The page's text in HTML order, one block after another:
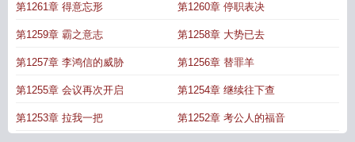
第1261章 得意忘形 第1260章 停职表决
第1259章 霸之意志 第1258章 大势已去
第1257章 李鸿信的威胁 第1256章 替罪羊
第1255章 会议再次开启 第1254章 继续往下查
第1253章 拉我一把 第1252章 考公人的福音